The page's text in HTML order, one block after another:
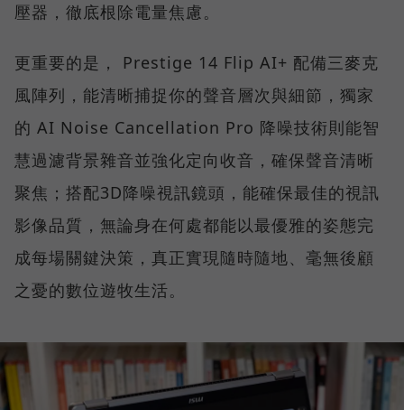
壓器，徹底根除電量焦慮。
更重要的是， Prestige 14 Flip AI+ 配備三麥克
風陣列，能清晰捕捉你的聲音層次與細節，獨家
的 AI Noise Cancellation Pro 降噪技術則能智
慧過濾背景雜音並強化定向收音，確保聲音清晰
聚焦；搭配3D降噪視訊鏡頭，能確保最佳的視訊
影像品質，無論身在何處都能以最優雅的姿態完
成每場關鍵決策，真正實現隨時隨地、毫無後顧
之憂的數位遊牧生活。